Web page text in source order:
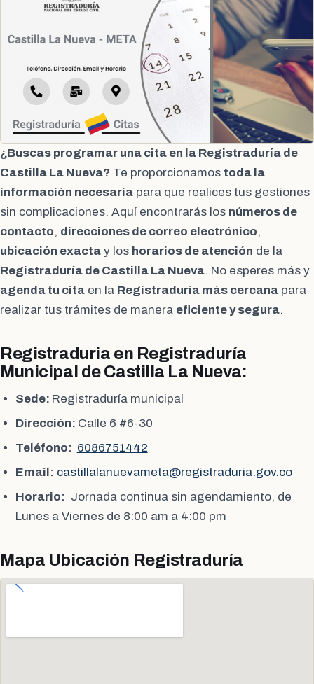
¿Buscas programar una cita en la Registraduría de
Castilla La Nueva? Te proporcionamos toda la
información necesaria para que realices tus gestiones
sin complicaciones. Aquí encontrarás los números de
contacto, direcciones de correo electrónico,
ubicación exacta y los horarios de atención de la
Registraduría de Castilla La Nueva. No esperes más y
agenda tu cita en la Registraduría más cercana para
realizar tus trámites de manera eficiente y segura.
Registraduria en Registraduría
Municipal de Castilla La Nueva:
Sede: Registraduría municipal
Dirección: Calle 6 #6-30
Teléfono: 6086751442
Email: castillalanuevameta@registraduria.gov.co
Horario: Jornada continua sin agendamiento, de
Lunes a Viernes de 8:00 am a 4:00 pm
Mapa Ubicación Registraduría